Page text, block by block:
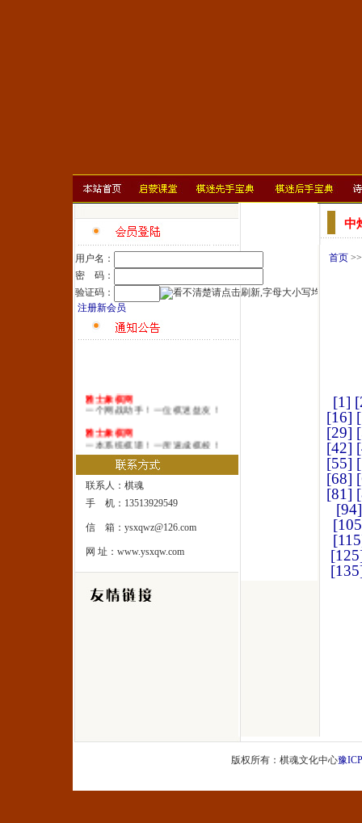
用户名：
密 码：
验证码：
注册新会员
雅士象棋网
一个网战助手！一位棋迷益友！
雅士象棋网
一本系统棋谱！一所速成棋校！
雅士象棋网
一处修身圣地！一座雅士乐园！
联系人：棋魂
手 机：13513929549
信 箱：ysxqwz@126.com
网 址：www.ysxqw.com
中
首页
[1]
[16]
[29]
[42]
[55]
[68]
[81]
[94]
版权所有：棋魂文化中心豫